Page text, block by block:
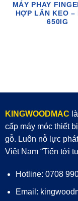
MÁY PHAY
HỢP LĂN KEO –
650IG
KINGWOODMAC
cấp máy móc thiết
gỗ. Luôn nỗ lực
Việt Nam “Tiến tới
Hotline: 0708
Email: